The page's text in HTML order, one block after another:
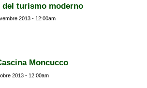
del turismo moderno
2013 - 12:00am
Moncucco
2013 - 12:00am